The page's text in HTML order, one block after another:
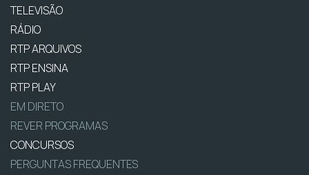
TELEVISÃO
RÁDIO
RTP ARQUIVOS
RTP ENSINA
RTP PLAY
EM DIRETO
REVER PROGRAMAS
CONCURSOS
PERGUNTAS FREQUENTES